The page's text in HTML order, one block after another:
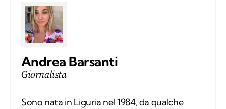
Andrea Barsanti
Giornalista
Sono nata in Liguria nel 1984, da qualche